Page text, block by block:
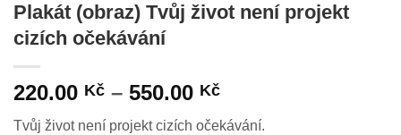
Plakát (obraz) Tvůj život není projekt
cizích očekávání
220.00 Kč – 550.00 KčRozpětí
cen:
Tvůj život není projekt cizích očekávání.